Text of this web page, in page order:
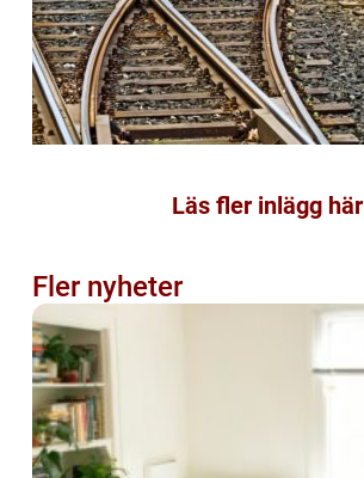
Läs fler inlägg här
Fler nyheter